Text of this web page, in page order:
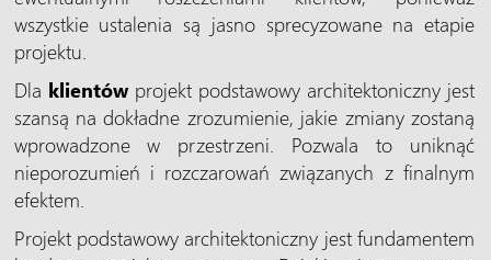
wszystkie ustalenia są jasno sprecyzowane na etapie
projektu.
Dla klientówprojekt podstawowy architektoniczny jest
szansą na dokładne zrozumienie, jakie zmiany zostaną
wprowadzone w przestrzeni. Pozwala to uniknąć
nieporozumień i rozczarowań związanych z finalnym
efektem.
Projekt podstawowy architektoniczny jest fundamentem